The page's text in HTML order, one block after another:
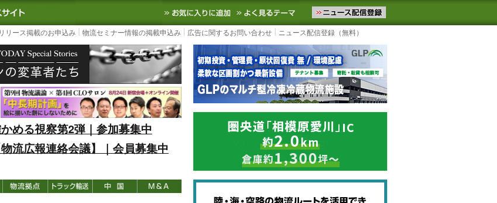
内最大の物流ニュースサイト3PL, SCMなど国内外の最新の物流ニュースをお届けします。物流ニュースメール配信を登録す
お気に入りに追加 よく見るテーマ
リース掲載のお申込み 物流セミナー情報の掲載申込み 広告に関するお問い合わせ ニュース配信登録（無料）
める視察第2弾｜参加募集中
流広報連絡会議】｜会員募集中